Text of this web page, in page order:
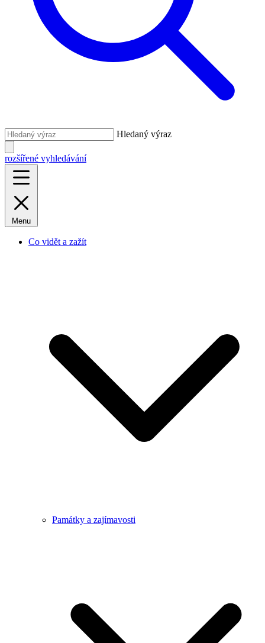
Hledaný výraz
rozšířené vyhledávání
Menu
Co vidět a zažít
Památky a zajímavosti